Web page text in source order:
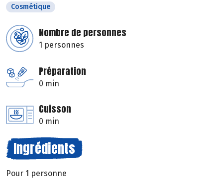
Cosmétique
Nombre de personnes
1 personnes
Préparation
0 min
Cuisson
0 min
Ingrédients
Pour 1 personne